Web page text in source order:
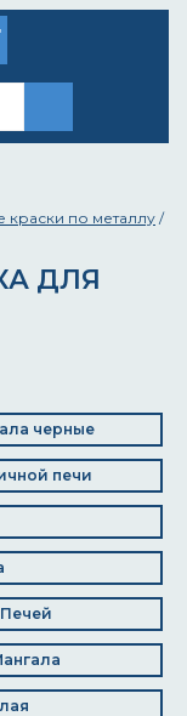
краски по металлу /
ДЛЯ
черные
печи